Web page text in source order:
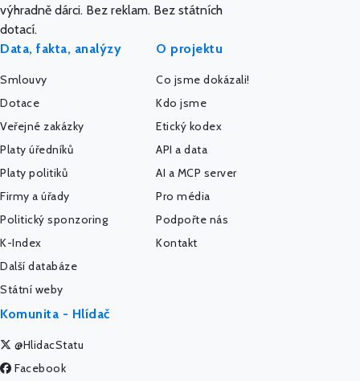
výhradně dárci. Bez reklam. Bez státních
dotací.
Data, fakta, analýzy
Smlouvy
Dotace
Veřejné zakázky
Platy úředníků
Platy politiků
Firmy a úřady
Politický sponzoring
K-Index
Další databáze
Státní weby
O projektu
Co jsme dokázali!
Kdo jsme
Etický kodex
API a data
AI a MCP server
Pro média
Podpořte nás
Kontakt
Komunita - Hlídač
@HlidacStatu
Facebook